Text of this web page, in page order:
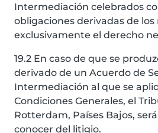
Intermediación celebrados
obligaciones derivadas de los
exclusivamente el derecho
19.2 En caso de que se
derivado de un Acuerdo de
Intermediación al que se
Condiciones Generales, el
Rotterdam, Países Bajos,
conocer del litigio.